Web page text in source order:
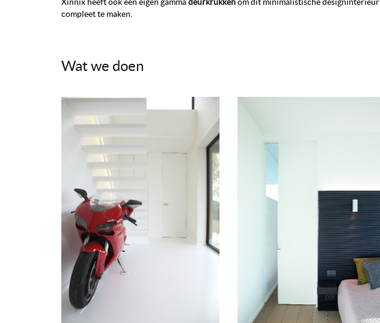
compleet te maken.
Wat we doen